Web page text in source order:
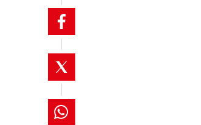
cosenzachannel.it
ilvibonese.it
catanzarochannel.it